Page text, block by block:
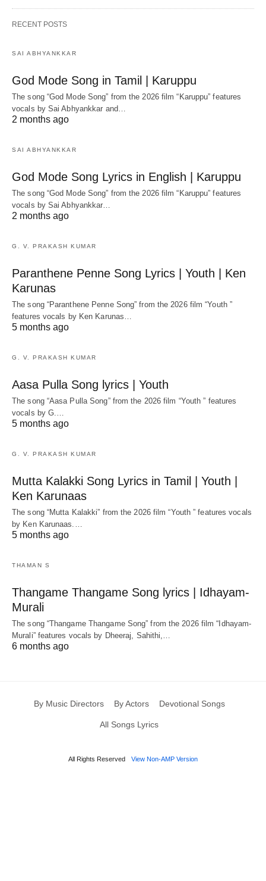
RECENT POSTS
SAI ABHYANKKAR
God Mode Song in Tamil | Karuppu
The song “God Mode Song” from the 2026 film “Karuppu” features
vocals by Sai Abhyankkar‬ and…
2 months ago
SAI ABHYANKKAR
God Mode Song Lyrics in English | Karuppu
The song “God Mode Song” from the 2026 film “Karuppu” features
vocals by Sai Abhyankkar‬…
2 months ago
G. V. PRAKASH KUMAR
Paranthene Penne Song Lyrics | Youth | Ken
Karunas
The song “Paranthene Penne Song” from the 2026 film “Youth ”
features vocals by Ken Karunas…
5 months ago
G. V. PRAKASH KUMAR
Aasa Pulla Song lyrics | Youth
The song “Aasa Pulla Song” from the 2026 film “Youth ” features
vocals by G.…
5 months ago
G. V. PRAKASH KUMAR
Mutta Kalakki Song Lyrics in Tamil | Youth |
Ken Karunaas
The song “Mutta Kalakki” from the 2026 film “Youth ” features vocals
by Ken Karunaas.…
5 months ago
THAMAN S
Thangame Thangame Song lyrics | Idhayam-
Murali
The song “Thangame Thangame Song” from the 2026 film “Idhayam-
Murali” features vocals by Dheeraj, Sahithi,…
6 months ago
By Music Directors By Actors Devotional Songs
All Songs Lyrics
All Rights Reserved View Non-AMP Version